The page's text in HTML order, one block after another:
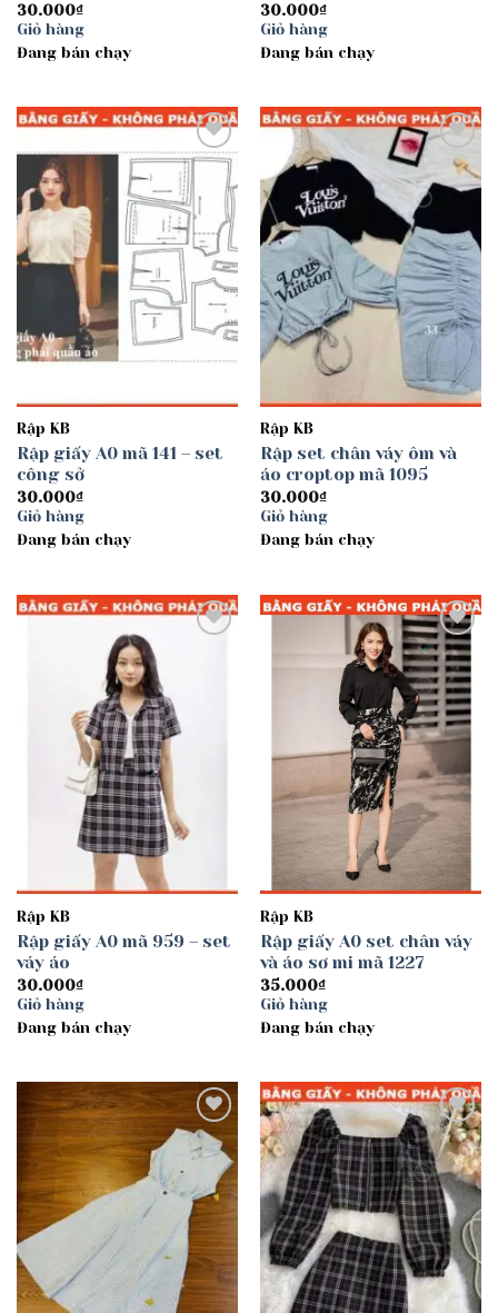
30.000₫
Giỏ hàng
Đang bán chạy
30.000₫
Giỏ hàng
Đang bán chạy
Add to
wishlist
Rập KB
Rập giấy A0 mã 141 – set
công sở
30.000₫
Giỏ hàng
Đang bán chạy
Add to
wishlist
Rập KB
Rập set chân váy ôm và
áo croptop mã 1095
30.000₫
Giỏ hàng
Đang bán chạy
Rập KB
Rập giấy A0 mã 959 – set
váy áo
30.000₫
Giỏ hàng
Đang bán chạy
Add to
wishlist
Rập KB
Rập giấy A0 set chân váy
và áo sơ mi mã 1227
35.000₫
Giỏ hàng
Đang bán chạy
Add to
wishlist
Add to
wishlist